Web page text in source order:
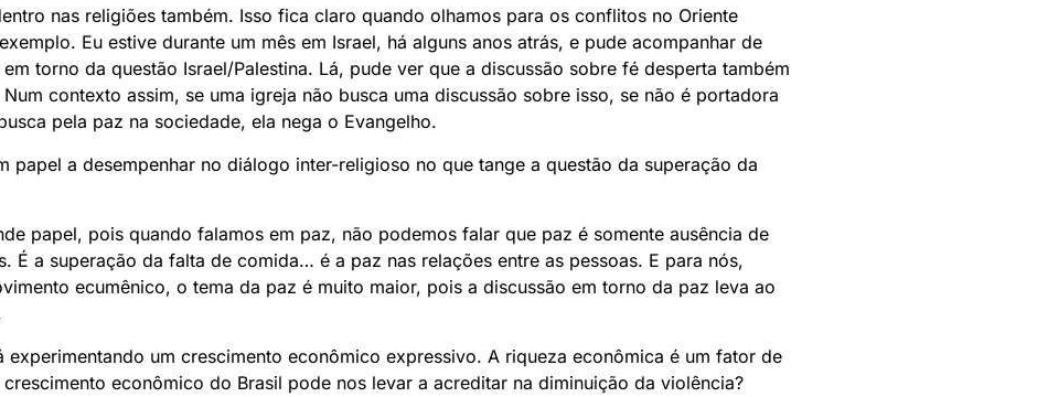
nas religiões também. Isso fica claro quando olhamos para os conflitos no Oriente
Eu estive durante um mês em Israel, há alguns anos atrás, e pude acompanhar de
torno da questão Israel/Palestina. Lá, pude ver que a discussão sobre fé desperta também
contexto assim, se uma igreja não busca uma discussão sobre isso, se não é portadora
pela paz na sociedade, ela nega o Evangelho.
papel a desempenhar no diálogo inter-religioso no que tange a questão da superação da
papel, pois quando falamos em paz, não podemos falar que paz é somente ausência de
É a superação da falta de comida… é a paz nas relações entre as pessoas. E para nós,
ecumênico, o tema da paz é muito maior, pois a discussão em torno da paz leva ao
experimentando um crescimento econômico expressivo. A riqueza econômica é um fator de
econômico do Brasil pode nos levar a acreditar na diminuição da violência?